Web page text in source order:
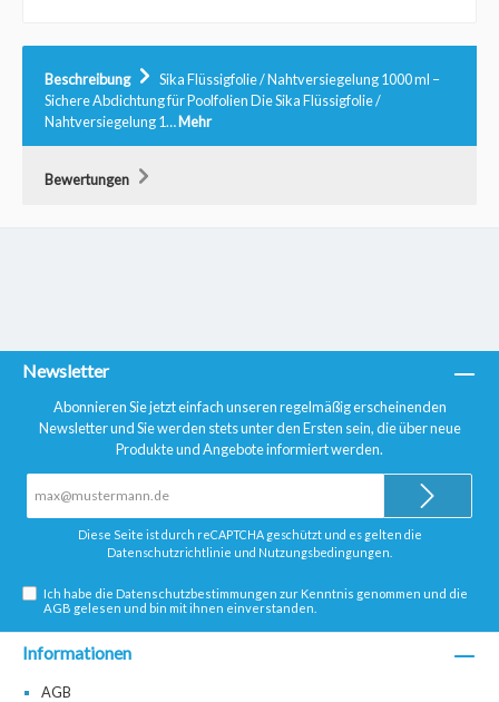
Beschreibung
Sika Flüssigfolie / Nahtversiegelung 1000 ml –
Sichere Abdichtung für Poolfolien Die Sika Flüssigfolie /
Nahtversiegelung 1…Mehr
Bewertungen
Newsletter
Abonnieren Sie jetzt einfach unseren regelmäßig erscheinenden
Newsletter und Sie werden stets unter den Ersten sein, die über neue
Produkte und Angebote informiert werden.
Adresse*
Diese Seite ist durch reCAPTCHA geschützt und es gelten die
Datenschutzrichtlinie und Nutzungsbedingungen
Ich habe dieDatenschutzbestimmungen zur Kenntnis genommen und die
AGB gelesen und bin mit ihnen einverstanden.
Informationen
AGB